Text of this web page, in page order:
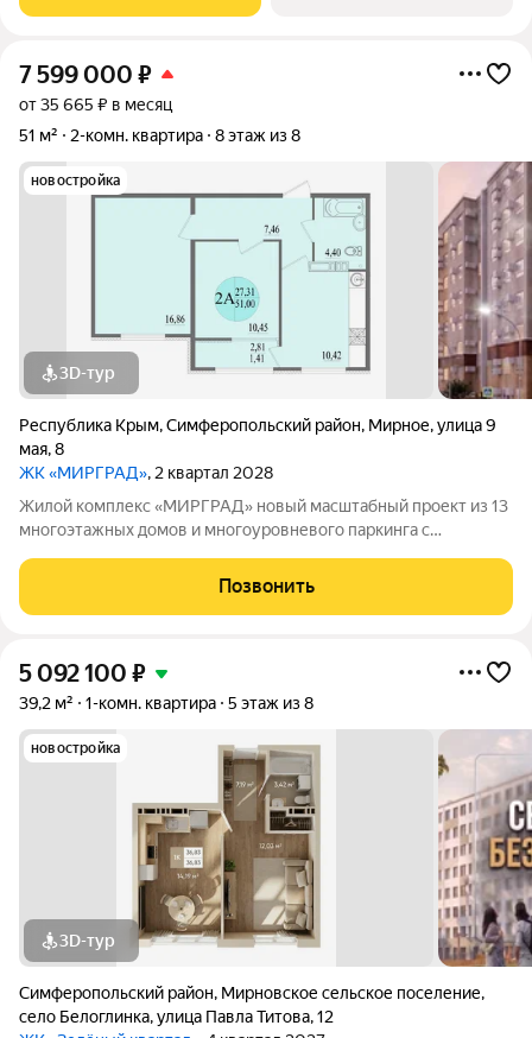
7 599 000 ₽
от 35 665 ₽ в месяц
51 м²
2-комн. квартира 8 этаж из 8
новостройка
3D-тур
Республика Крым,Симферопольский район, Мирное,улица 9
мая,8
ЖК «МИРГРАД», 2 квартал 2028
Жилой комплекс «МИРГРАД» новый масштабный проект из 13
многоэтажных домов и многоуровневого паркинга с
спутников столицы Крыма. Населенный пункт расположен в
живописной локации на северо-западе
Позвонить
5 092 100 ₽
39,2 м² 1-комн. квартира 5 этаж из 8
новостройка
3D-тур
Симферопольский район, Мирновское сельское поселение,
село Белоглинка,улица Павла Титова,12